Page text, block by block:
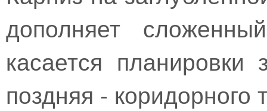
дополняет
касается планировки
поздняя - коридорного